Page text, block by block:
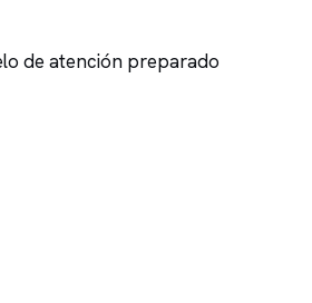
de atención preparado